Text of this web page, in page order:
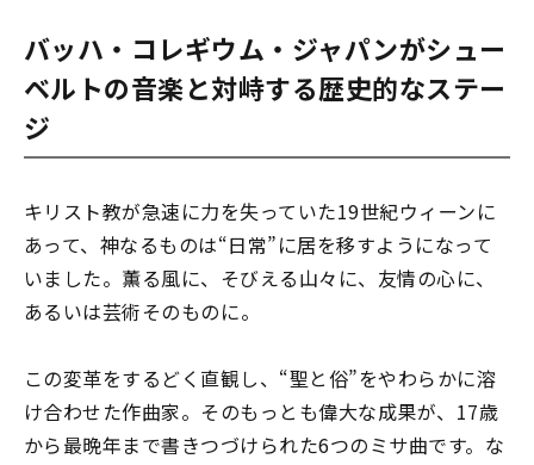
バッハ・コレギウム・ジャパンがシュー
ベルトの音楽と対峙する歴史的なステー
ジ
キリスト教が急速に力を失っていた19世紀ウィーンに
あって、神なるものは“日常”に居を移すようになって
いました。薫る風に、そびえる山々に、友情の心に、
あるいは芸術そのものに――。
この変革をするどく直観し、“聖と俗”をやわらかに溶
け合わせた作曲家。そのもっとも偉大な成果が、17歳
から最晩年まで書きつづけられた6つのミサ曲です。な